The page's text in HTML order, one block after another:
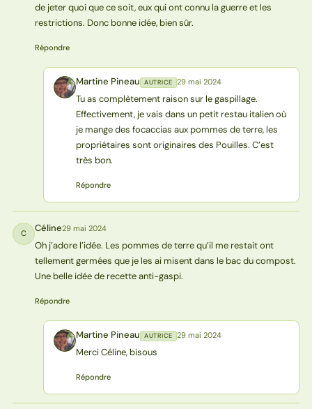
de jeter quoi que ce soit, eux qui ont connu la guerre et les
restrictions. Donc bonne idée, bien sûr.
Répondre
MP Martine Pineau AUTRICE 29 mai 2024
Tu as complètement raison sur le gaspillage.
Effectivement, je vais dans un petit restau italien où
je mange des focaccias aux pommes de terre, les
propriétaires sont originaires des Pouilles. C’est
très bon.
Répondre
C Céline29 mai 2024
Oh j’adore l’idée. Les pommes de terre qu’il me restait ont
tellement germées que je les ai misent dans le bac du compost.
Une belle idée de recette anti-gaspi.
Répondre
MP Martine Pineau AUTRICE 29 mai 2024
Merci Céline, bisous
Répondre